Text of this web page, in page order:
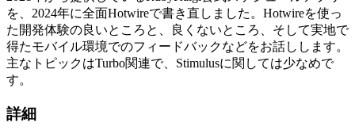
を、2024年に全面Hotwireで書き直しました。Hotwireを使っ
た開発体験の良いところと、良くないところ、そして実地で
得たモバイル環境でのフィードバックなどをお話しします。
主なトピックはTurbo関連で、Stimulusに関しては少なめで
す。
詳細